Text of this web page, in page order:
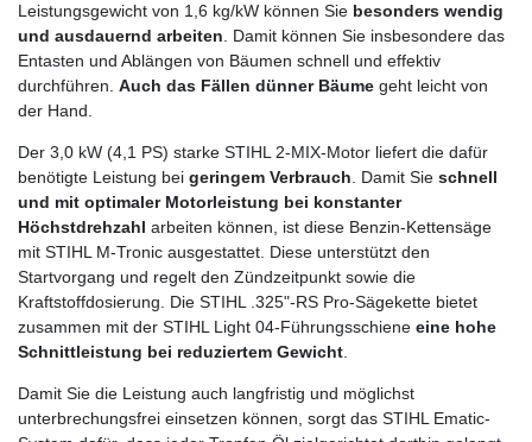
Leistungsgewicht von 1,6 kg/kW können Sie besonders wendig
und ausdauernd arbeiten . Damit können Sie insbesondere das
Entasten und Ablängen von Bäumen schnell und effektiv
durchführen. Auch das Fällen dünner Bäume geht leicht von
der Hand.
Der 3,0 kW (4,1 PS) starke STIHL 2-MIX-Motor liefert die dafür
benötigte Leistung bei geringem Verbrauch . Damit Sie schnell
und mit optimaler Motorleistung bei konstanter
Höchstdrehzahl arbeiten können, ist diese Benzin-Kettensäge
mit STIHL M-Tronic ausgestattet. Diese unterstützt den
Startvorgang und regelt den Zündzeitpunkt sowie die
Kraftstoffdosierung. Die STIHL .325"-RS Pro-Sägekette bietet
zusammen mit der STIHL Light 04-Führungsschiene eine hohe
Schnittleistung bei reduziertem Gewicht
Damit Sie die Leistung auch langfristig und möglichst
unterbrechungsfrei einsetzen können, sorgt das STIHL Ematic-